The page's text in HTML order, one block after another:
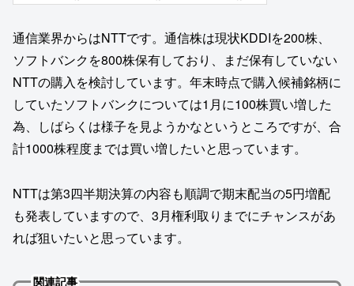
通信業界からはNTTです。通信株は現状KDDIを200株、
ソフトバンクを800株保有しており、まだ保有していない
NTTの購入を検討しています。年末時点で購入候補銘柄に
していたソフトバンクについては1月に100株買い増した
為、しばらくは様子を見ようかなというところですが、合
計1000株程度までは買い増したいと思っています。
NTTは第3四半期決算の内容も順調で期末配当の5円増配
も発表していますので、3月権利取りまでにチャンスがあ
れば狙いたいと思っています。
関連記事